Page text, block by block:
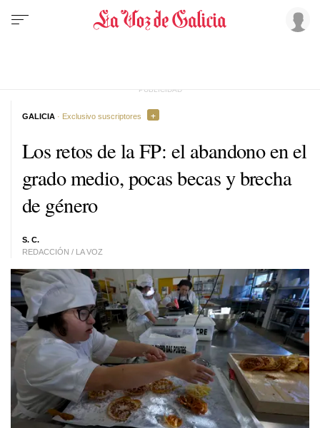
Los retos de la FP: el abandono en el
grado medio, pocas becas y brecha
de género
S. C.
REDACCIÓN / LA VOZ
GALICIA · Exclusivo suscriptores